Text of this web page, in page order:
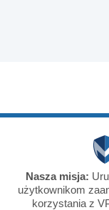
Nasza misja:
użytkownikom
korzystania z